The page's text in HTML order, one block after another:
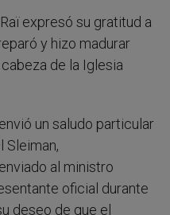
expresó su gratitud a
y hizo madurar
de la Iglesia
un saludo particular
Sleiman,
al ministro
oficial durante
deseo de que el